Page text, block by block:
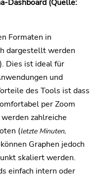
Dashboard (Quelle:
Formaten in
dargestellt werden
). Dies ist ideal für
und
des Tools ist dass
per Zoom
zahlreiche
(letzte Minuten,
Graphen jedoch
skaliert werden.
einfach intern oder